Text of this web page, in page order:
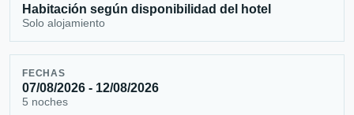
Habitación según disponibilidad del hotel
Solo alojamiento
FECHAS
07/08/2026 - 12/08/2026
5 noches